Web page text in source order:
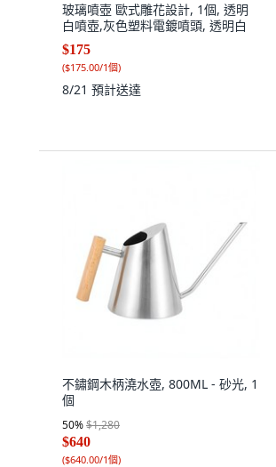
玻璃噴壺 歐式雕花設計, 1個, 透明
白噴壺,灰色塑料電鍍噴頭, 透明白
$175
($175.00/1個)
8/21 預計送達
不鏽鋼木柄澆水壺, 800ML - 砂光, 1
個
50%$1,280
$640
($640.00/1個)